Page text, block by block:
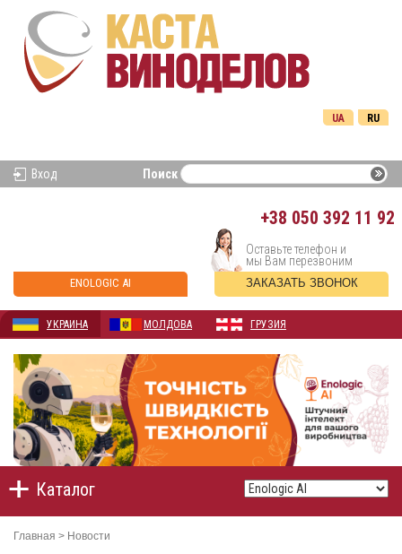
RU
UA
Вход Поиск
+38 050 392 11 92
ENOLOGIC AI
Оставьте телефон и
мы Вам перезвоним
ЗАКАЗАТЬ ЗВОНОК
УКРАИНА МОЛДОВА ГРУЗИЯ
Каталог
Главная > Новости